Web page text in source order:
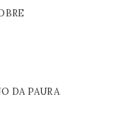
DA PAURA